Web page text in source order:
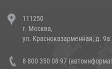
напавших на бригаду скорой
14 июля 2026, 12:20
В Росгвардии прошла военно-
боевого опыта
111250
г. Москва,
ул. Красноказарменная, д. 9а
8 800 350 08 97